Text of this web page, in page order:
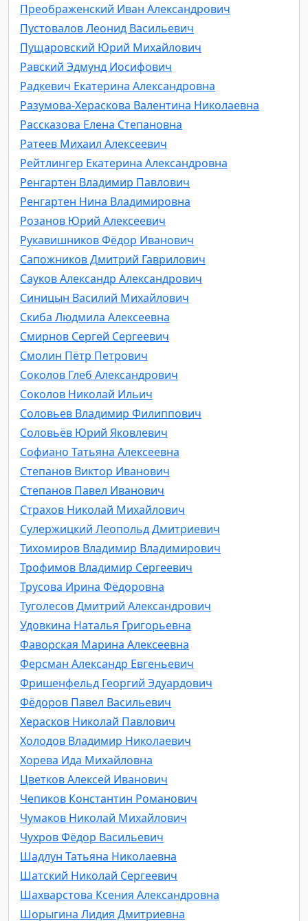
Преображенский Иван Александрович
Пустовалов Леонид Васильевич
Пущаровский Юрий Михайлович
Равский Эдмунд Иосифович
Радкевич Екатерина Александровна
Разумова-Хераскова Валентина Николаевна
Рассказова Елена Степановна
Ратеев Михаил Алексеевич
Рейтлингер Екатерина Александровна
Ренгартен Владимир Павлович
Ренгартен Нина Владимировна
Розанов Юрий Алексеевич
Рукавишников Фёдор Иванович
Сапожников Дмитрий Гаврилович
Сауков Александр Александрович
Синицын Василий Михайлович
Скиба Людмила Алексеевна
Смирнов Сергей Сергеевич
Смолин Пётр Петрович
Соколов Глеб Александрович
Соколов Николай Ильич
Соловьев Владимир Филиппович
Соловьёв Юрий Яковлевич
Софиано Татьяна Алексеевна
Степанов Виктор Иванович
Степанов Павел Иванович
Страхов Николай Михайлович
Сулержицкий Леопольд Дмитриевич
Тихомиров Владимир Владимирович
Трофимов Владимир Сергеевич
Трусова Ирина Фёдоровна
Туголесов Дмитрий Александрович
Удовкина Наталья Григорьевна
Фаворская Марина Алексеевна
Ферсман Александр Евгеньевич
Фришенфельд Георгий Эдуардович
Фёдоров Павел Васильевич
Херасков Николай Павлович
Холодов Владимир Николаевич
Хорева Ида Михайловна
Цветков Алексей Иванович
Чепиков Константин Романович
Чумаков Николай Михайлович
Чухров Фёдор Васильевич
Шадлун Татьяна Николаевна
Шатский Николай Сергеевич
Шахварстова Ксения Александровна
Шорыгина Лидия Дмитриевна